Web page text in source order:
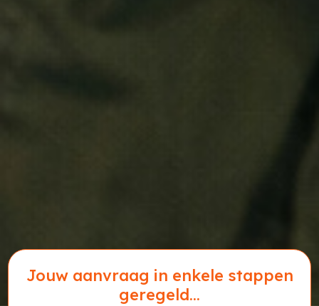
Jouw aanvraag in enkele stappen
geregeld...